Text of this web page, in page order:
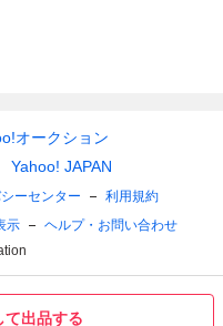
て出品する
オークション
Yahoo! JAPAN
ーセンター
利用規約
示
ヘルプ・お問い合わせ